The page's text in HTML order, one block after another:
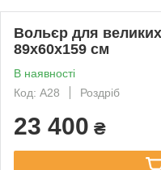
Вольєр для великих
89х60х159 см
В наявності
Код: А28
Роздріб
23 400 ₴